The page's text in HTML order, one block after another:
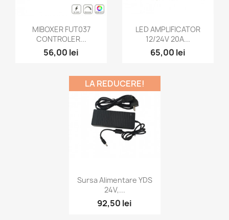
Vizualizare rapida
MIBOXER FUT037
CONTROLER...
56,00 lei
 Vizualizare rapida
LED AMPLIFICATOR
12/24V 20A...
65,00 lei
Vizualizare rapida
Sursa Alimentare YDS
24V,...
92,50 lei
LA REDUCERE!